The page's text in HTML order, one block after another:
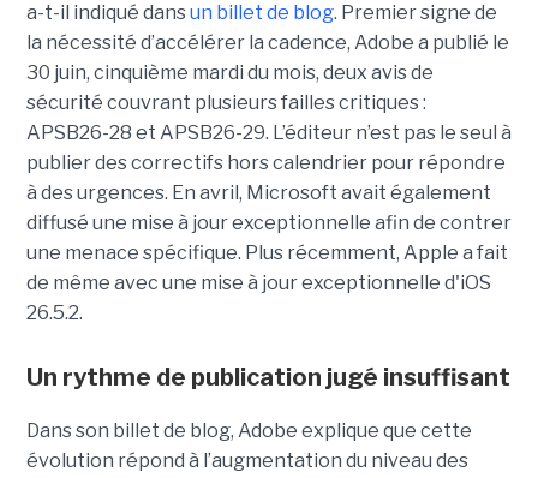
a-t-il indiqué dansun billet de blog. Premier signe de
la nécessité d’accélérer la cadence, Adobe a publié le
30 juin, cinquième mardi du mois, deux avis de
sécurité couvrant plusieurs failles critiques :
APSB26-28 et APSB26-29. L’éditeur n’est pas le seul à
publier des correctifs hors calendrier pour répondre
à des urgences. En avril, Microsoft avait également
diffusé une mise à jour exceptionnelle afin de contrer
une menace spécifique. Plus récemment, Apple a fait
de même avec une mise à jour exceptionnelle d'iOS
26.5.2.
Un rythme de publication jugé insuffisant
Dans son billet de blog, Adobe explique que cette
évolution répond à l’augmentation du niveau des